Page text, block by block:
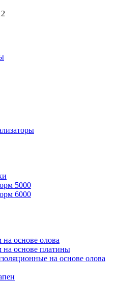
5000
6000
основе олова
основе платины
на основе олова